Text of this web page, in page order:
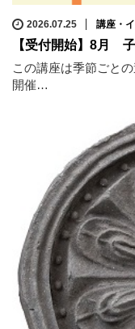
2026.07.25 講座・
【受付開始】8月
この講座は季節ごと
開催…